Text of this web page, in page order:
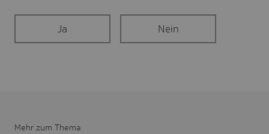
Ja Nein
Mehr zum Thema